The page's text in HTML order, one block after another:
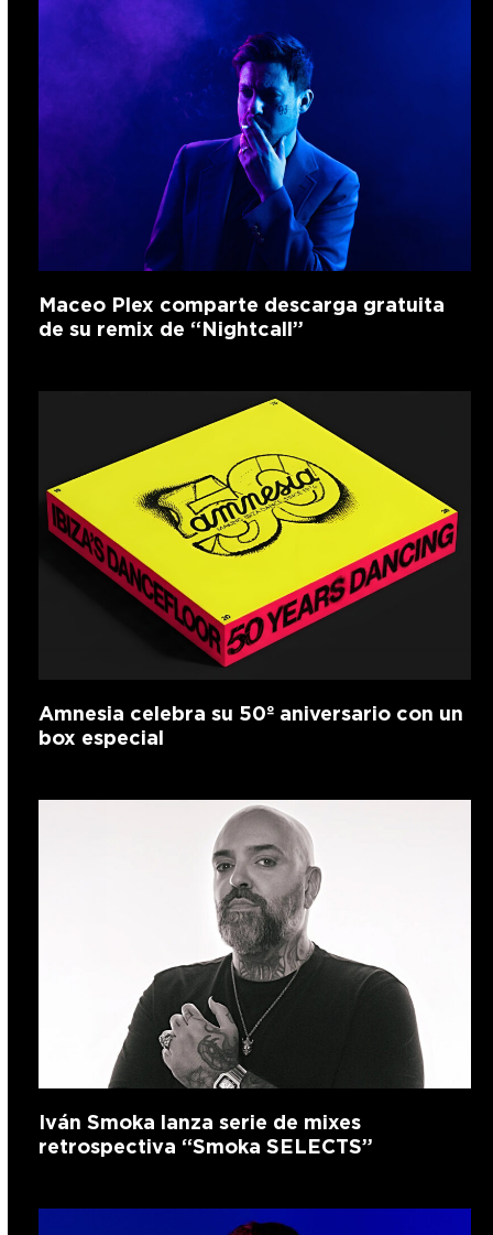
Maceo Plex comparte descarga gratuita
de su remix de “Nightcall”
Amnesia celebra su 50º aniversario con un
box especial
Iván Smoka lanza serie de mixes
retrospectiva “Smoka SELECTS”